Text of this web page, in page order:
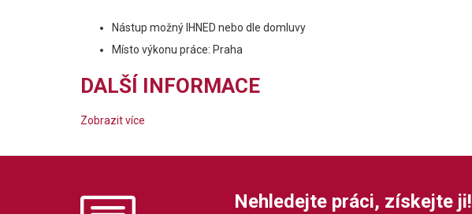
Nástup možný IHNED nebo dle domluvy
Místo výkonu práce: Praha
DALŠÍ INFORMACE
Zobrazit více
Nehledejte práci, získejte ji!